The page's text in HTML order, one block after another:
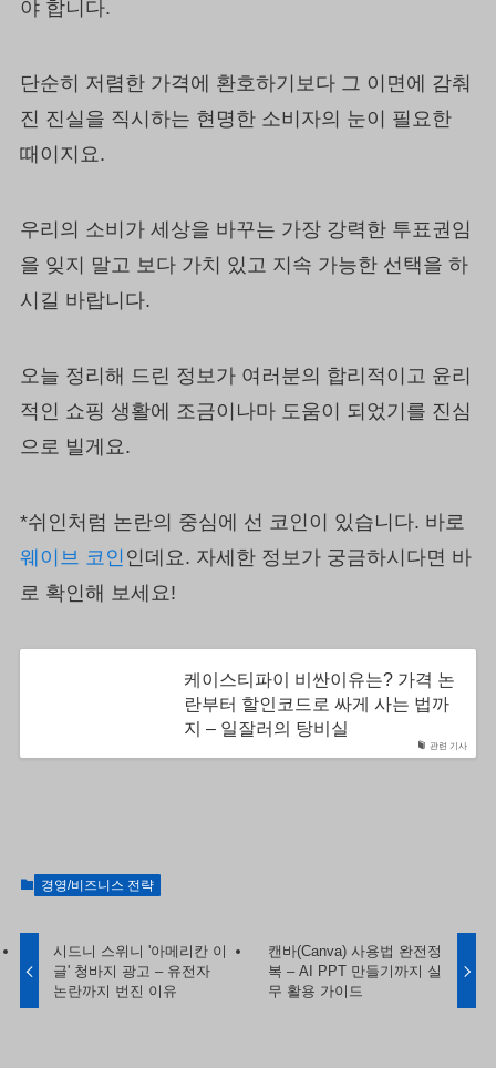
야 합니다.
단순히 저렴한 가격에 환호하기보다 그 이면에 감춰
진 진실을 직시하는 현명한 소비자의 눈이 필요한
때이지요.
우리의 소비가 세상을 바꾸는 가장 강력한 투표권임
을 잊지 말고 보다 가치 있고 지속 가능한 선택을 하
시길 바랍니다.
오늘 정리해 드린 정보가 여러분의 합리적이고 윤리
적인 쇼핑 생활에 조금이나마 도움이 되었기를 진심
으로 빌게요.
*쉬인처럼 논란의 중심에 선 코인이 있습니다. 바로
웨이브 코인 인데요. 자세한 정보가 궁금하시다면 바
로 확인해 보세요!
관련 기사
케이스티파이 비싼이유는? 가격 논
란부터 할인코드로 싸게 사는 법까
지 – 일잘러의 탕비실
경영/비즈니스 전략
시드니 스위니 '아메리칸 이
글' 청바지 광고 – 유전자
논란까지 번진 이유
캔바(Canva) 사용법 완전정
복 – AI PPT 만들기까지 실
무 활용 가이드